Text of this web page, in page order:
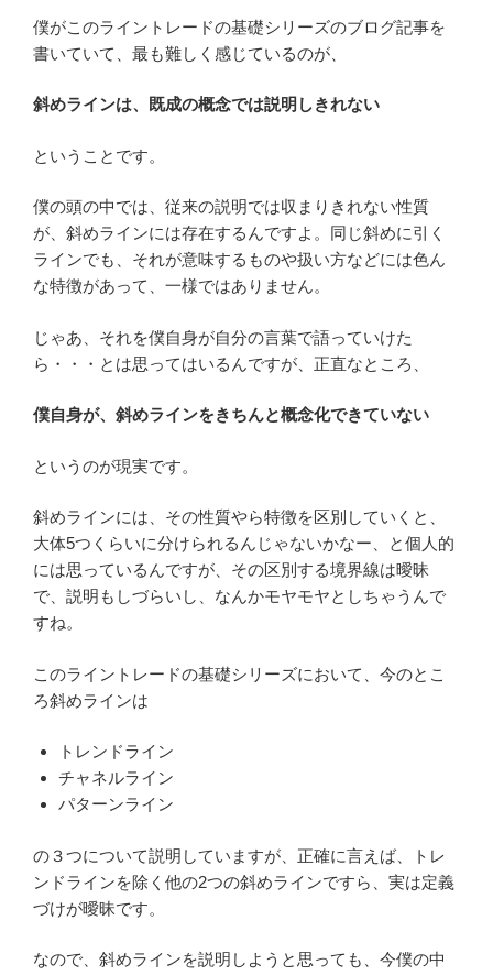
僕がこのライントレードの基礎シリーズのブログ記事を
書いていて、最も難しく感じているのが、
斜めラインは、既成の概念では説明しきれない
ということです。
僕の頭の中では、従来の説明では収まりきれない性質
が、斜めラインには存在するんですよ。同じ斜めに引く
ラインでも、それが意味するものや扱い方などには色ん
な特徴があって、一様ではありません。
じゃあ、それを僕自身が自分の言葉で語っていけた
ら・・・とは思ってはいるんですが、正直なところ、
僕自身が、斜めラインをきちんと概念化できていない
というのが現実です。
斜めラインには、その性質やら特徴を区別していくと、
大体5つくらいに分けられるんじゃないかなー、と個人的
には思っているんですが、その区別する境界線は曖昧
で、説明もしづらいし、なんかモヤモヤとしちゃうんで
すね。
このライントレードの基礎シリーズにおいて、今のとこ
ろ斜めラインは
トレンドライン
チャネルライン
パターンライン
の３つについて説明していますが、正確に言えば、トレ
ンドラインを除く他の2つの斜めラインですら、実は定義
づけが曖昧です。
なので、斜めラインを説明しようと思っても、今僕の中